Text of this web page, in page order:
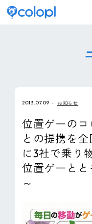
IR情報
採用情報
2013.07.09 お知らせ
位置ゲーの
との提携を
に3社で乗り
位置ゲーとと
～